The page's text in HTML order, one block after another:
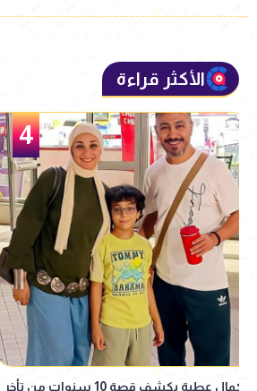
الأكثر قراءة
5
ذكرى رحيل إبراهيم الشرقاوي.. تعرف على أبرز